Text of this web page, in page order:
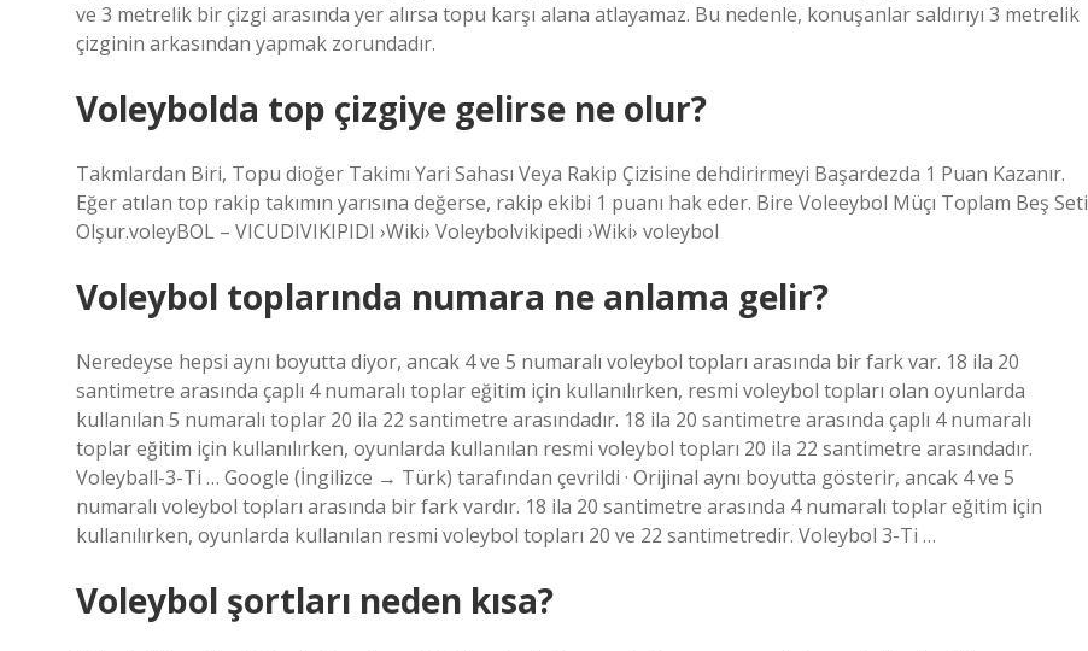
ve 3 metrelik bir çizgi arasında yer alırsa topu karşı alana atlayamaz. Bu nedenle, konuşanlar saldırıyı 3 metrelik
çizginin arkasından yapmak zorundadır.
Voleybolda top çizgiye gelirse ne olur?
Takmlardan Biri, Topu dioğer Takimı Yari Sahası Veya Rakip Çizisine dehdirirmeyi Başardezda 1 Puan Kazanır.
Eğer atılan top rakip takımın yarısına değerse, rakip ekibi 1 puanı hak eder. Bire Voleeybol Müçı Toplam Beş Seti
Olşur.voleyBOL – VICUDIVIKIPIDI ›Wiki› Voleybolvikipedi ›Wiki› voleybol
Voleybol toplarında numara ne anlama gelir?
Neredeyse hepsi aynı boyutta diyor, ancak 4 ve 5 numaralı voleybol topları arasında bir fark var. 18 ila 20
santimetre arasında çaplı 4 numaralı toplar eğitim için kullanılırken, resmi voleybol topları olan oyunlarda
kullanılan 5 numaralı toplar 20 ila 22 santimetre arasındadır. 18 ila 20 santimetre arasında çaplı 4 numaralı
toplar eğitim için kullanılırken, oyunlarda kullanılan resmi voleybol topları 20 ila 22 santimetre arasındadır.
Voleyball-3-Ti … Google (İngilizce → Türk) tarafından çevrildi · Orijinal aynı boyutta gösterir, ancak 4 ve 5
numaralı voleybol topları arasında bir fark vardır. 18 ila 20 santimetre arasında 4 numaralı toplar eğitim için
kullanılırken, oyunlarda kullanılan resmi voleybol topları 20 ve 22 santimetredir. Voleybol 3-Ti …
Voleybol şortları neden kısa?